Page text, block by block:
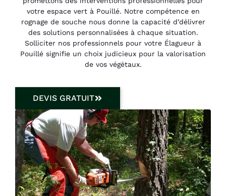
votre espace vert à Pouillé. Notre compétence en
rognage de souche nous donne la capacité d’délivrer
des solutions personnalisées à chaque situation.
Solliciter nos professionnels pour votre Élagueur à
Pouillé signifie un choix judicieux pour la valorisation
de vos végétaux.
DEVIS GRATUIT